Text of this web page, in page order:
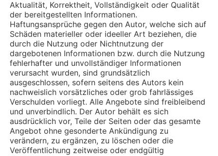
Aktualität, Korrektheit, Vollständigkeit oder Qualität
der bereitgestellten Informationen.
Haftungsansprüche gegen den Autor, welche sich auf
Schäden materieller oder ideeller Art beziehen, die
durch die Nutzung oder Nichtnutzung der
dargebotenen Informationen bzw. durch die Nutzung
fehlerhafter und unvollständiger Informationen
verursacht wurden, sind grundsätzlich
ausgeschlossen, sofern seitens des Autors kein
nachweislich vorsätzliches oder grob fahrlässiges
Verschulden vorliegt. Alle Angebote sind freibleibend
und unverbindlich. Der Autor behält es sich
ausdrücklich vor, Teile der Seiten oder das gesamte
Angebot ohne gesonderte Ankündigung zu
verändern, zu ergänzen, zu löschen oder die
Veröffentlichung zeitweise oder endgültig